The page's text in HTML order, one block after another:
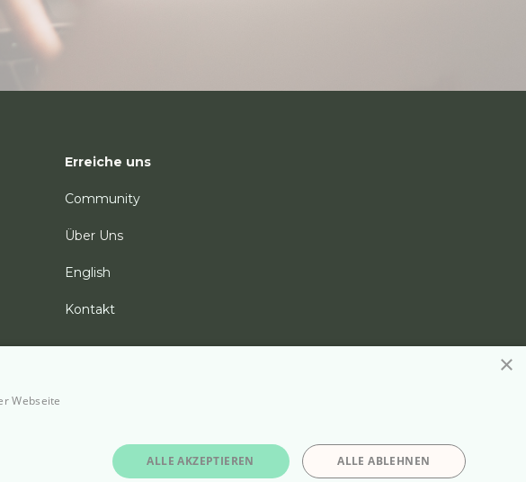
Erreiche uns
Community
Über Uns
English
Kontakt
Kontakt
×
Webseite
ALLE AKZEPTIEREN ALLE ABLEHNEN